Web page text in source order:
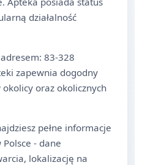
działalność
83-328
zapewnia dogodny
oraz okolicznych
pełne informacje
- dane
lokalizację na